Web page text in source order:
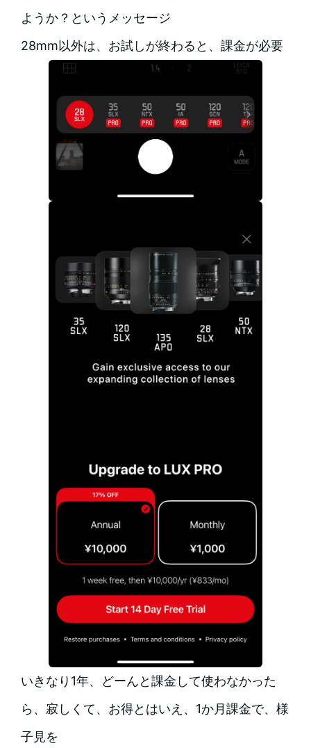
ようか？というメッセージ
28mm以外は、お試しが終わると、課金が必要
いきなり1年、どーんと課金して使わなかった
ら、寂しくて、お得とはいえ、1か月課金で、様
子見を